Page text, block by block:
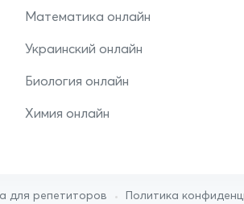
Математика онлайн
Украинский онлайн
Биология онлайн
Химия онлайн
для репетиторов • Политика